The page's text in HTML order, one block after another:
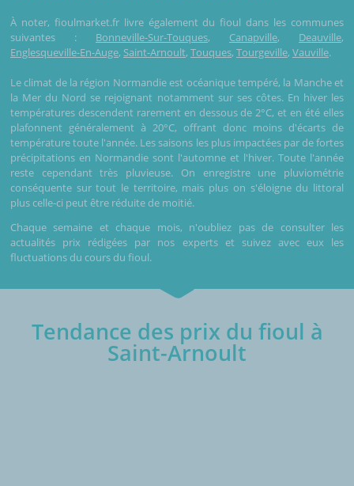
À noter, fioulmarket.fr livre également du fioul dans les communes
suivantes : Bonneville-Sur-Touques, Canapville, Deauville,
Englesqueville-En-Auge, Saint-Arnoult, Touques, Tourgeville, Vauville.
Le climat de la région Normandie est océanique tempéré, la Manche et
la Mer du Nord se rejoignant notamment sur ses côtes. En hiver les
températures descendent rarement en dessous de 2°C, et en été elles
plafonnent généralement à 20°C, offrant donc moins d'écarts de
température toute l'année. Les saisons les plus impactées par de fortes
précipitations en Normandie sont l'automne et l'hiver. Toute l'année
reste cependant très pluvieuse. On enregistre une pluviométrie
conséquente sur tout le territoire, mais plus on s'éloigne du littoral
plus celle-ci peut être réduite de moitié.
Chaque semaine et chaque mois, n'oubliez pas de consulter les
actualités prix rédigées par nos experts et suivez avec eux les
fluctuations du cours du fioul.
Tendance des prix du fioul à
Saint-Arnoult